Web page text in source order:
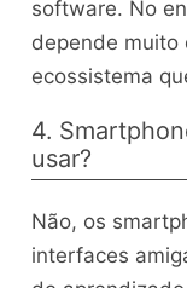
software. No
depende muito
ecossistema
4.
usar?
Não, os
interfaces